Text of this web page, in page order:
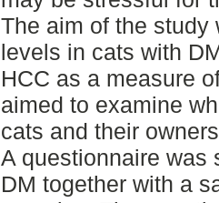
The aim of the study
levels in cats with
HCC as a measure
aimed to examine
cats and their
A questionnaire was
DM together with a